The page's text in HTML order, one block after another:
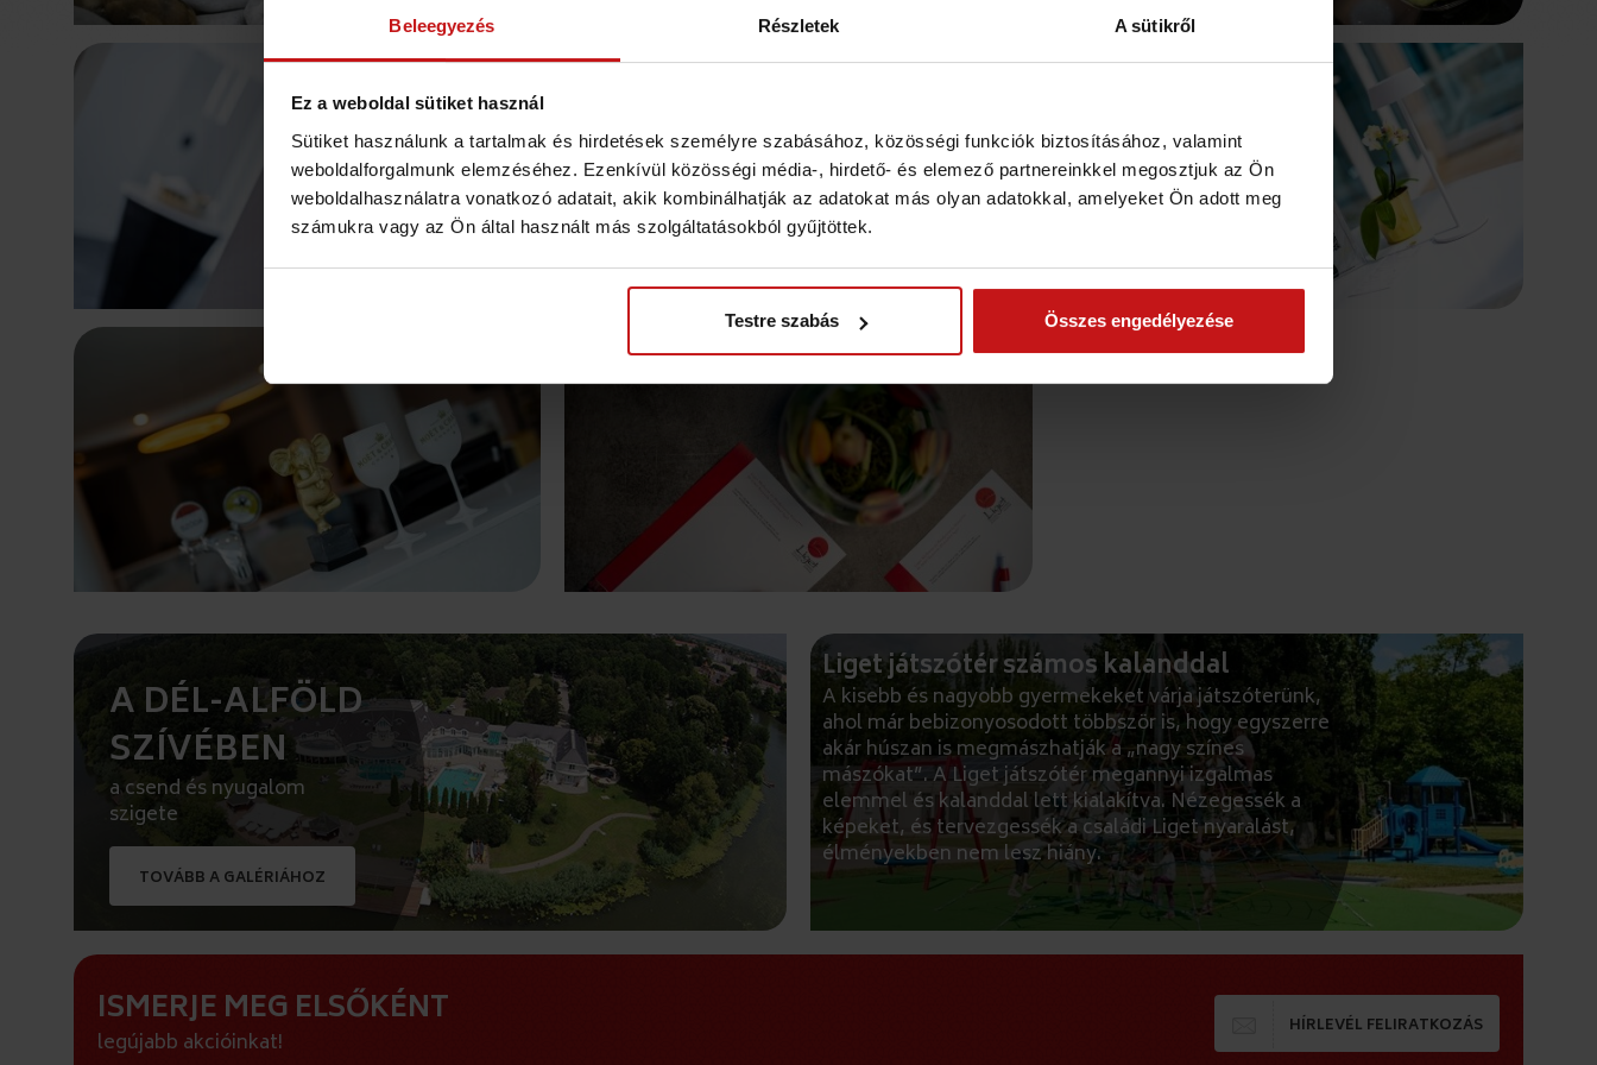
Beleegyezés Részletek A sütikről
Ez a weboldal sütiket használ
Sütiket használunk a tartalmak és hirdetések személyre szabásához, közösségi funkciók biztosításához, valamint
weboldalforgalmunk elemzéséhez. Ezenkívül közösségi média-, hirdető- és elemező partnereinkkel megosztjuk az Ön
weboldalhasználatra vonatkozó adatait, akik kombinálhatják az adatokat más olyan adatokkal, amelyeket Ön adott meg
számukra vagy az Ön által használt más szolgáltatásokból gyűjtöttek.
Testre szabás Összes engedélyezése
A DÉL-ALFÖLD
SZÍVÉBEN
a csend és nyugalom
szigete
TOVÁBB A GALÉRIÁHOZ
Liget játszótér számos kalanddal
A kisebb és nagyobb gyermekeket várja játszóterünk,
ahol már bebizonyosodott többször is, hogy egyszerre
akár húszan is megmászhatják a „nagy színes
mászókat”. A Liget játszótér megannyi izgalmas
elemmel és kalanddal lett kialakítva. Nézegessék a
képeket, és tervezgessék a családi Liget nyaralást,
élményekben nem lesz hiány.
ISMERJE MEG ELSŐKÉNT
legújabb akcióinkat!
HÍRLEVÉL FELIRATKOZÁS